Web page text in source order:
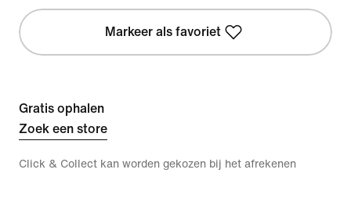
Markeer als favoriet
Gratis ophalen
Zoek een store
Click & Collect kan worden gekozen bij het afrekenen